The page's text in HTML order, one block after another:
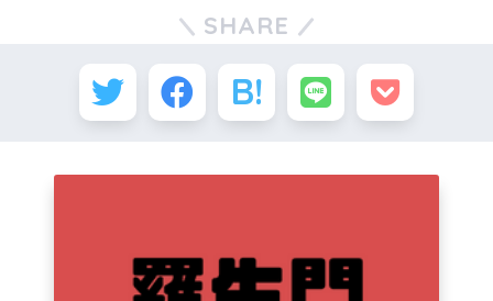
SHARE